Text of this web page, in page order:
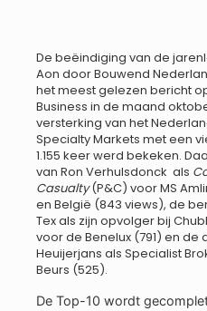
De beëindiging van de
Aon door Bouwend
het meest gelezen bericht
Business in de maand
versterking van het
Specialty Markets met een
1.155 keer werd bekeken.
van Ron Verhulsdonck als
Casualty(P&C) voor MS
en België (843 views), de
Tex als zijn opvolger bij
voor de Benelux (791) en de
Heuijerjans als Specialist
Beurs (525).
De Top-10 wordt